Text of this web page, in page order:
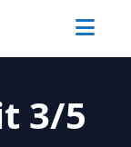
3/5